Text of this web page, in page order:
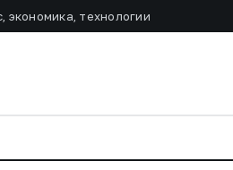
экономика, технологии